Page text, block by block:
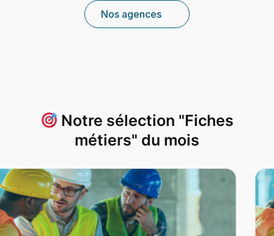
Nos agences
Notre sélection "Fiches
métiers" du mois